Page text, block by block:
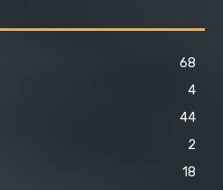
68
4
44
2
18